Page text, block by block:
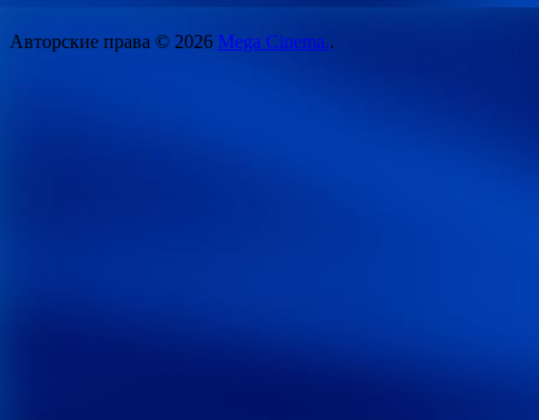
Авторские права © 2026 Mega Cinema..